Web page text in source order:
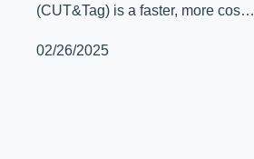
(CUT&Tag) is a faster, more cos…
02/26/2025